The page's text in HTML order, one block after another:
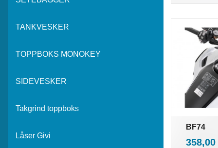
TANKVESKER
TOPPBOKS MONOKEY
SIDEVESKER
Takgrind toppboks
Låser Givi
BF74
Pris
358,00